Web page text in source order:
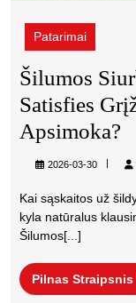
Patarimai
Šilumos
Satisfies
Apsimoka?
Ir
2026-03-30
Kai sąskaitos už šildymą pradeda lenktyniauti su būsto paskola,
kyla natūralus
Šilumos[...]
Pilnas Straipsnis